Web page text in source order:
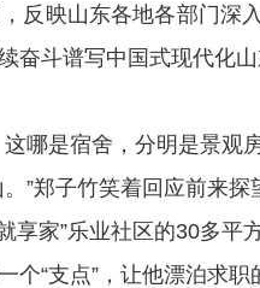
反映山东各地各部门深
奋斗谱写中国式现代化山
哪是宿舍，分明是景观
郑子竹笑着回应前来探
家”乐业社区的30多平
“支点”，让他漂泊求职